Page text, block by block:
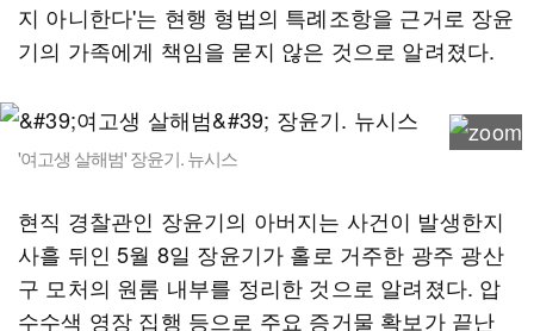
지 아니한다'는 현행 형법의 특례조항을 근거로 장윤
기의 가족에게 책임을 묻지 않은 것으로 알려졌다.
'여고생 살해범' 장윤기. 뉴시스
현직 경찰관인 장윤기의 아버지는 사건이 발생한지
사흘 뒤인 5월 8일 장윤기가 홀로 거주한 광주 광산
구 모처의 원룸 내부를 정리한 것으로 알려졌다. 압
수수색 영장 집행 등으로 주요 증거물 확보가 끝난